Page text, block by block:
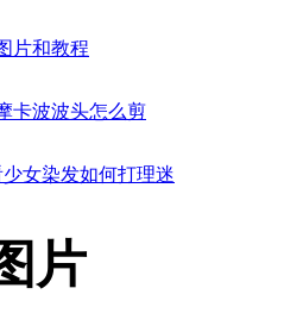
片和教程
卡波波头怎么剪
女染发如何打理迷
片